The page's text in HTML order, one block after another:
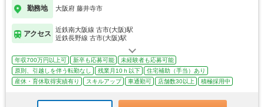
勤務地 大阪府 藤井寺市
アクセス
近鉄南大阪線 古市(大阪)駅
近鉄長野線 古市(大阪)駅
年収700万円以上可 新卒も応募可能
未経験者も応募可能
原則、引越しを伴う転勤なし
残業月10ｈ以下
住宅補助（手当）あり
産休・育休取得実績有り
スキルアップ 車通勤可 店舗数30以上 積極採用中